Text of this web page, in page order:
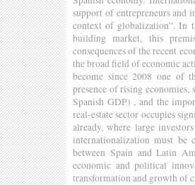
support of entrepreneurs and
context of globalization”. In
building market, this
consequences of the recent
the broad field of economic
become since 2008 one of
presence of rising
Spanish GDP) , and the
real-estate sector occupies
already, where large
internationalization must be
between Spain and Latin
economic and political
transformation and growth of